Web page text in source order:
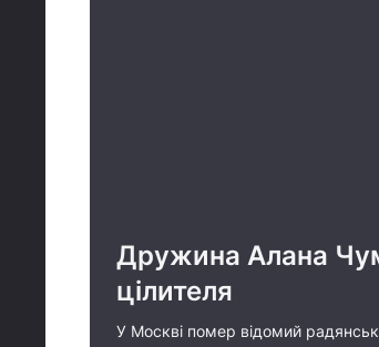
Дружина Алана
цілителя
У Москві помер відомий